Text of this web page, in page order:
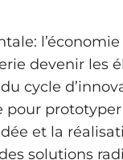
l’économie
devenir les
cycle
pour
et la
solutions